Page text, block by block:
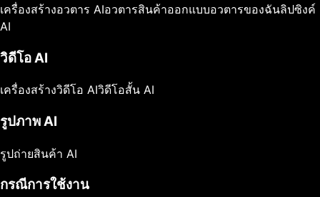
เครื่องสร้างอวตาร AIอวตารสินค้าออกแบบอวตารของฉันลิปซิงค์
AI
วิดีโอ AI
เครื่องสร้างวิดีโอ AIวิดีโอสั้น AI
รูปภาพ AI
รูปถ่ายสินค้า AI
กรณีการใช้งาน